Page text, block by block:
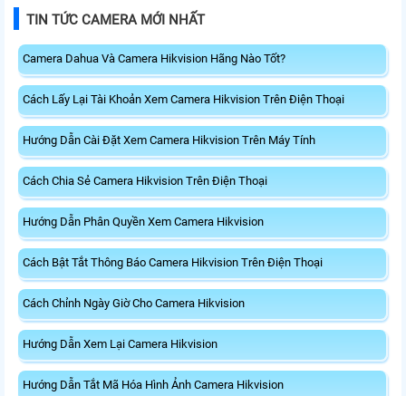
TIN TỨC CAMERA MỚI NHẤT
Camera Dahua Và Camera Hikvision Hãng Nào Tốt?
Cách Lấy Lại Tài Khoản Xem Camera Hikvision Trên Điện Thoại
Hướng Dẫn Cài Đặt Xem Camera Hikvision Trên Máy Tính
Cách Chia Sẻ Camera Hikvision Trên Điện Thoại
Hướng Dẫn Phân Quyền Xem Camera Hikvision
Cách Bật Tắt Thông Báo Camera Hikvision Trên Điện Thoại
Cách Chỉnh Ngày Giờ Cho Camera Hikvision
Hướng Dẫn Xem Lại Camera Hikvision
Hướng Dẫn Tắt Mã Hóa Hình Ảnh Camera Hikvision